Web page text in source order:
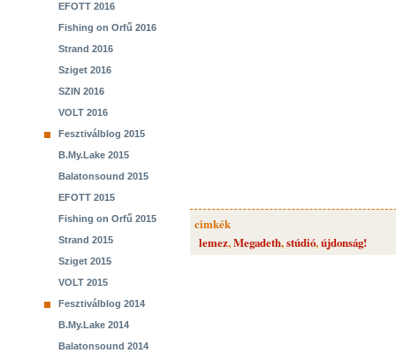
EFOTT 2016
Fishing on Orfű 2016
Strand 2016
Sziget 2016
SZIN 2016
VOLT 2016
Fesztiválblog 2015
B.My.Lake 2015
Balatonsound 2015
EFOTT 2015
Fishing on Orfű 2015
Strand 2015
Sziget 2015
VOLT 2015
Fesztiválblog 2014
B.My.Lake 2014
Balatonsound 2014
cimkék
lemez,Megadeth,stúdió,újdonság!